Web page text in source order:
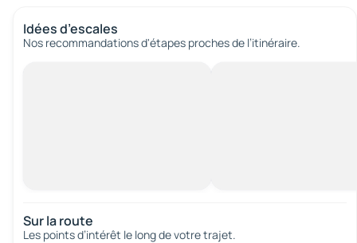
Idées d’escales
Nos recommandations d'étapes proches de l’itinéraire.
Sur la route
Les points d’intérêt le long de votre trajet.